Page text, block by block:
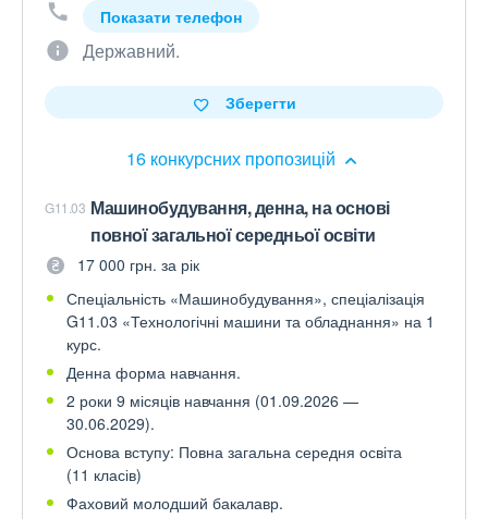
Показати телефон
Державний.
16 конкурсних пропозицій
Зберегти
G11.03 Машинобудування, денна, на основі
повної загальної середньої освіти
17 000 грн. за рік
Спеціальність «Машинобудування», спеціалізація
G11.03 «Технологічні машини та обладнання» на 1
курс.
Денна форма навчання.
2 роки 9 місяців навчання (01.09.2026 —
30.06.2029).
Основа вступу: Повна загальна середня освіта
(11 класів)
Фаховий молодший бакалавр.